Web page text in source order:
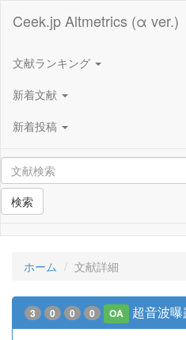
Ceek.jp Altmetrics (α ver.)
文献ランキング
新着文献
新着投稿
検索
ホーム 文献詳細
3 0 0 0 OA 超音波